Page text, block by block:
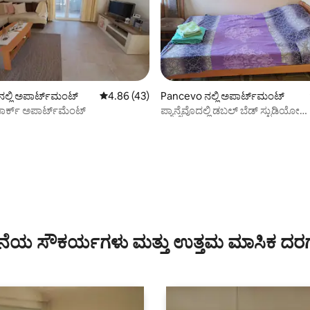
28 ವಿಮರ್ಶೆಗಳು
ನಲ್ಲಿ ಅಪಾರ್ಟ್‌ಮಂಟ್ 5 ರಲ್ಲಿ 4.86 ಸರಾಸರಿ ರೇಟಿಂಗ್, 43 ವಿಮರ್ಶೆಗಳು
4.86 (43)
ಪಾರ್ಕ್ ಅಪಾರ್ಟ್‌ಮೆಂಟ್
Pancevo ನಲ್ಲಿ ಅಪಾರ್ಟ್‌ಮಂಟ್
ಪ್ಯಾನ್ಸೆವೊದಲ್ಲಿ ಡಬಲ್ ಬೆಡ್ ಸ್ಟುಡಿಯೋ
ಸೌಕರ್ಯಗಳು ಮತ್ತು ಉತ್ತಮ ಮಾಸಿಕ